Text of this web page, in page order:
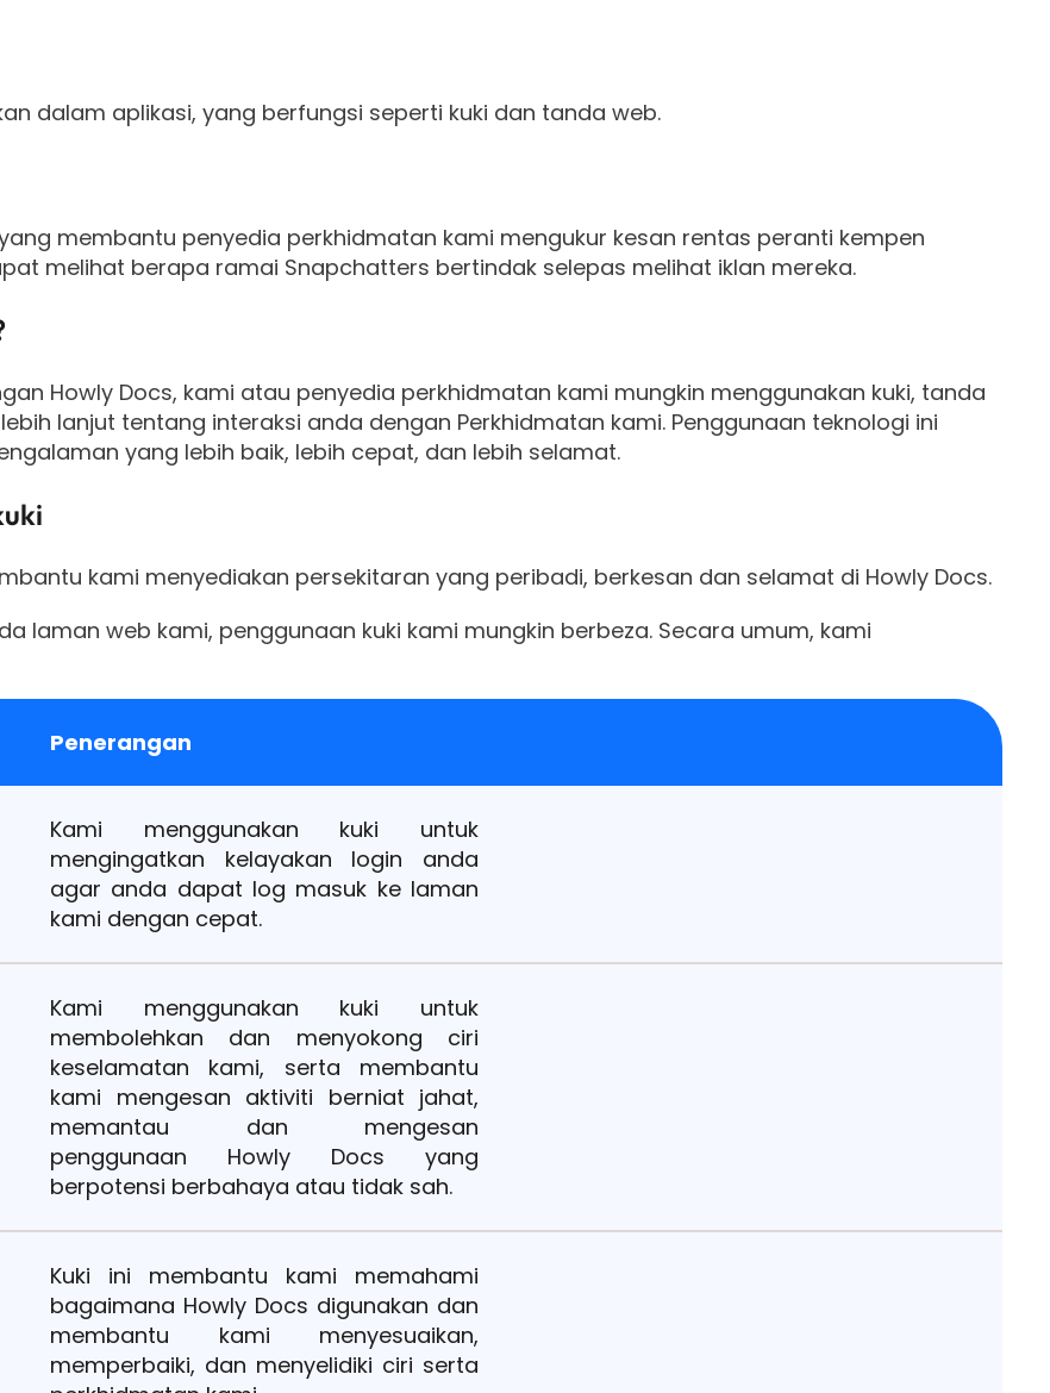
dalam aplikasi, yang berfungsi seperti kuki dan tanda web.
membantu penyedia perkhidmatan kami mengukur kesan rentas peranti kempen
melihat berapa ramai Snapchatters bertindak selepas melihat iklan mereka.
Howly Docs, kami atau penyedia perkhidmatan kami mungkin menggunakan kuki, tanda
lanjut tentang interaksi anda dengan Perkhidmatan kami. Penggunaan teknologi ini
yang lebih baik, lebih cepat, dan lebih selamat.
kami menyediakan persekitaran yang peribadi, berkesan dan selamat di Howly Docs.
laman web kami, penggunaan kuki kami mungkin berbeza. Secara umum, kami
Penerangan
Kami menggunakan kuki untuk
mengingatkan kelayakan login anda
agar anda dapat log masuk ke laman
kami dengan cepat.
Kami menggunakan kuki untuk
membolehkan dan menyokong ciri
keselamatan kami, serta membantu
kami mengesan aktiviti berniat jahat,
memantau dan mengesan
penggunaan Howly Docs yang
berpotensi berbahaya atau tidak sah.
Kuki ini membantu kami memahami
bagaimana Howly Docs digunakan dan
membantu kami menyesuaikan,
memperbaiki, dan menyelidiki ciri serta